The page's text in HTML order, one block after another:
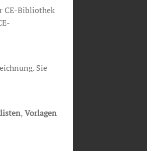
CE-Bibliothek
Sie
,Vorlagen